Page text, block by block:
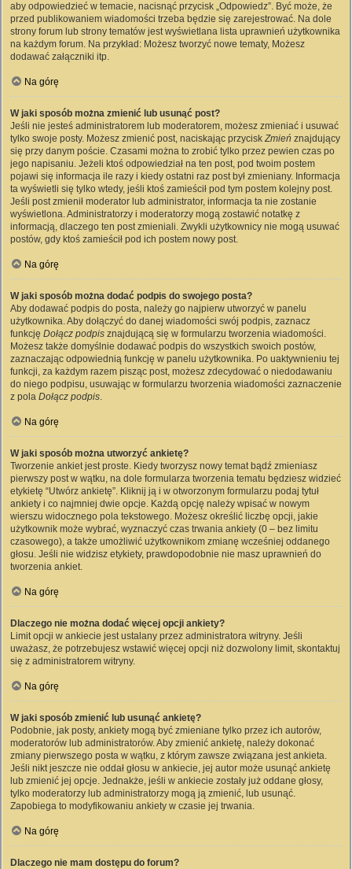
aby odpowiedzieć w temacie, nacisnąć przycisk „Odpowiedz”. Być może, że
przed publikowaniem wiadomości trzeba będzie się zarejestrować. Na dole
strony forum lub strony tematów jest wyświetlana lista uprawnień użytkownika
na każdym forum. Na przykład: Możesz tworzyć nowe tematy, Możesz
dodawać załączniki itp.
Na górę
W jaki sposób można zmienić lub usunąć post?
Jeśli nie jesteś administratorem lub moderatorem, możesz zmieniać i usuwać
tylko swoje posty. Możesz zmienić post, naciskając przyciskZmień znajdujący
się przy danym poście. Czasami można to zrobić tylko przez pewien czas po
jego napisaniu. Jeżeli ktoś odpowiedział na ten post, pod twoim postem
pojawi się informacja ile razy i kiedy ostatni raz post był zmieniany. Informacja
ta wyświetli się tylko wtedy, jeśli ktoś zamieścił pod tym postem kolejny post.
Jeśli post zmienił moderator lub administrator, informacja ta nie zostanie
wyświetlona. Administratorzy i moderatorzy mogą zostawić notatkę z
informacją, dlaczego ten post zmieniali. Zwykli użytkownicy nie mogą usuwać
postów, gdy ktoś zamieścił pod ich postem nowy post.
Na górę
W jaki sposób można dodać podpis do swojego posta?
Aby dodawać podpis do posta, należy go najpierw utworzyć w panelu
użytkownika. Aby dołączyć do danej wiadomości swój podpis, zaznacz
funkcję Dołącz podpis znajdującą się w formularzu tworzenia wiadomości.
Możesz także domyślnie dodawać podpis do wszystkich swoich postów,
zaznaczając odpowiednią funkcję w panelu użytkownika. Po uaktywnieniu tej
funkcji, za każdym razem pisząc post, możesz zdecydować o niedodawaniu
do niego podpisu, usuwając w formularzu tworzenia wiadomości zaznaczenie
z pola Dołącz podpis.
Na górę
W jaki sposób można utworzyć ankietę?
Tworzenie ankiet jest proste. Kiedy tworzysz nowy temat bądź zmieniasz
pierwszy post w wątku, na dole formularza tworzenia tematu będziesz widzieć
etykietę “Utwórz ankietę”. Kliknij ją i w otworzonym formularzu podaj tytuł
ankiety i co najmniej dwie opcje. Każdą opcję należy wpisać w nowym
wierszu widocznego pola tekstowego. Możesz określić liczbę opcji, jakie
użytkownik może wybrać, wyznaczyć czas trwania ankiety (0 – bez limitu
czasowego), a także umożliwić użytkownikom zmianę wcześniej oddanego
głosu. Jeśli nie widzisz etykiety, prawdopodobnie nie masz uprawnień do
tworzenia ankiet.
Na górę
Dlaczego nie można dodać więcej opcji ankiety?
Limit opcji w ankiecie jest ustalany przez administratora witryny. Jeśli
uważasz, że potrzebujesz wstawić więcej opcji niż dozwolony limit, skontaktuj
się z administratorem witryny.
Na górę
W jaki sposób zmienić lub usunąć ankietę?
Podobnie, jak posty, ankiety mogą być zmieniane tylko przez ich autorów,
moderatorów lub administratorów. Aby zmienić ankietę, należy dokonać
zmiany pierwszego posta w wątku, z którym zawsze związana jest ankieta.
Jeśli nikt jeszcze nie oddał głosu w ankiecie, jej autor może usunąć ankietę
lub zmienić jej opcje. Jednakże, jeśli w ankiecie zostały już oddane głosy,
tylko moderatorzy lub administratorzy mogą ją zmienić, lub usunąć.
Zapobiega to modyfikowaniu ankiety w czasie jej trwania.
Na górę
Dlaczego nie mam dostępu do forum?